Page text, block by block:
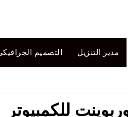
مدير التنزيل التصميم
للكمبيوتر